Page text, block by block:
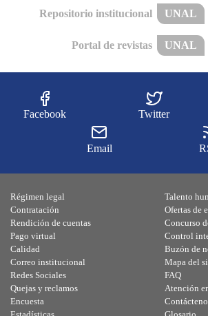
Repositorio institucional UNAL
Portal de revistas UNAL
Facebook Twitter
Email
Régimen legal
Contratación
Rendición de cuentas
Pago virtual
Calidad
Talento
Ofertas de
Concurso
Control
Buzón de
Correo institucional
Redes Sociales
Quejas y reclamos
Encuesta
Mapa del
FAQ
Atención